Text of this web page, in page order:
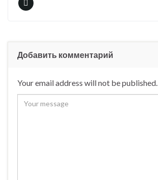
Добавить комментарий
Your email address will not be published.